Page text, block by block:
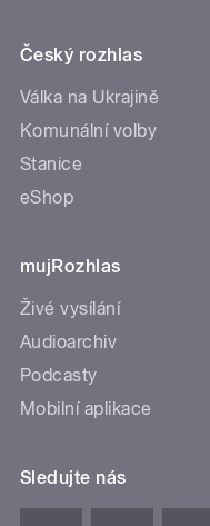
Český rozhlas
Válka na Ukrajině
Komunální volby
Stanice
eShop
mujRozhlas
Živé vysílání
Audioarchiv
Podcasty
Mobilní aplikace
Sledujte nás